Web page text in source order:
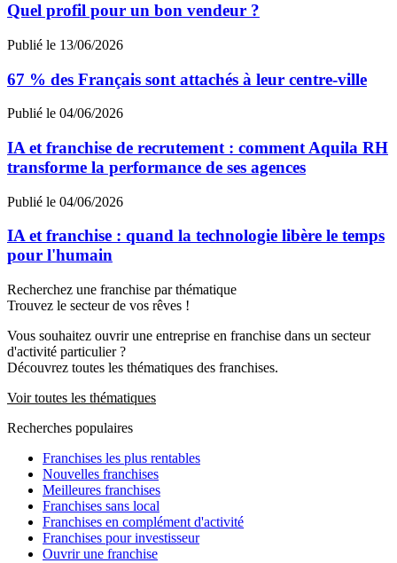
Quel profil pour un bon vendeur ?
Publié le 13/06/2026
67 % des Français sont attachés à leur centre-ville
Publié le 04/06/2026
IA et franchise de recrutement : comment Aquila RH
transforme la performance de ses agences
Publié le 04/06/2026
IA et franchise : quand la technologie libère le temps
pour l'humain
Recherchez une franchise par thématique
Trouvez le secteur de vos rêves !
Vous souhaitez ouvrir une entreprise en franchise dans un secteur
d'activité particulier ?
Découvrez toutes les thématiques des franchises.
Voir toutes les thématiques
Recherches populaires
Franchises les plus rentables
Nouvelles franchises
Meilleures franchises
Franchises sans local
Franchises en complément d'activité
Franchises pour investisseur
Ouvrir une franchise